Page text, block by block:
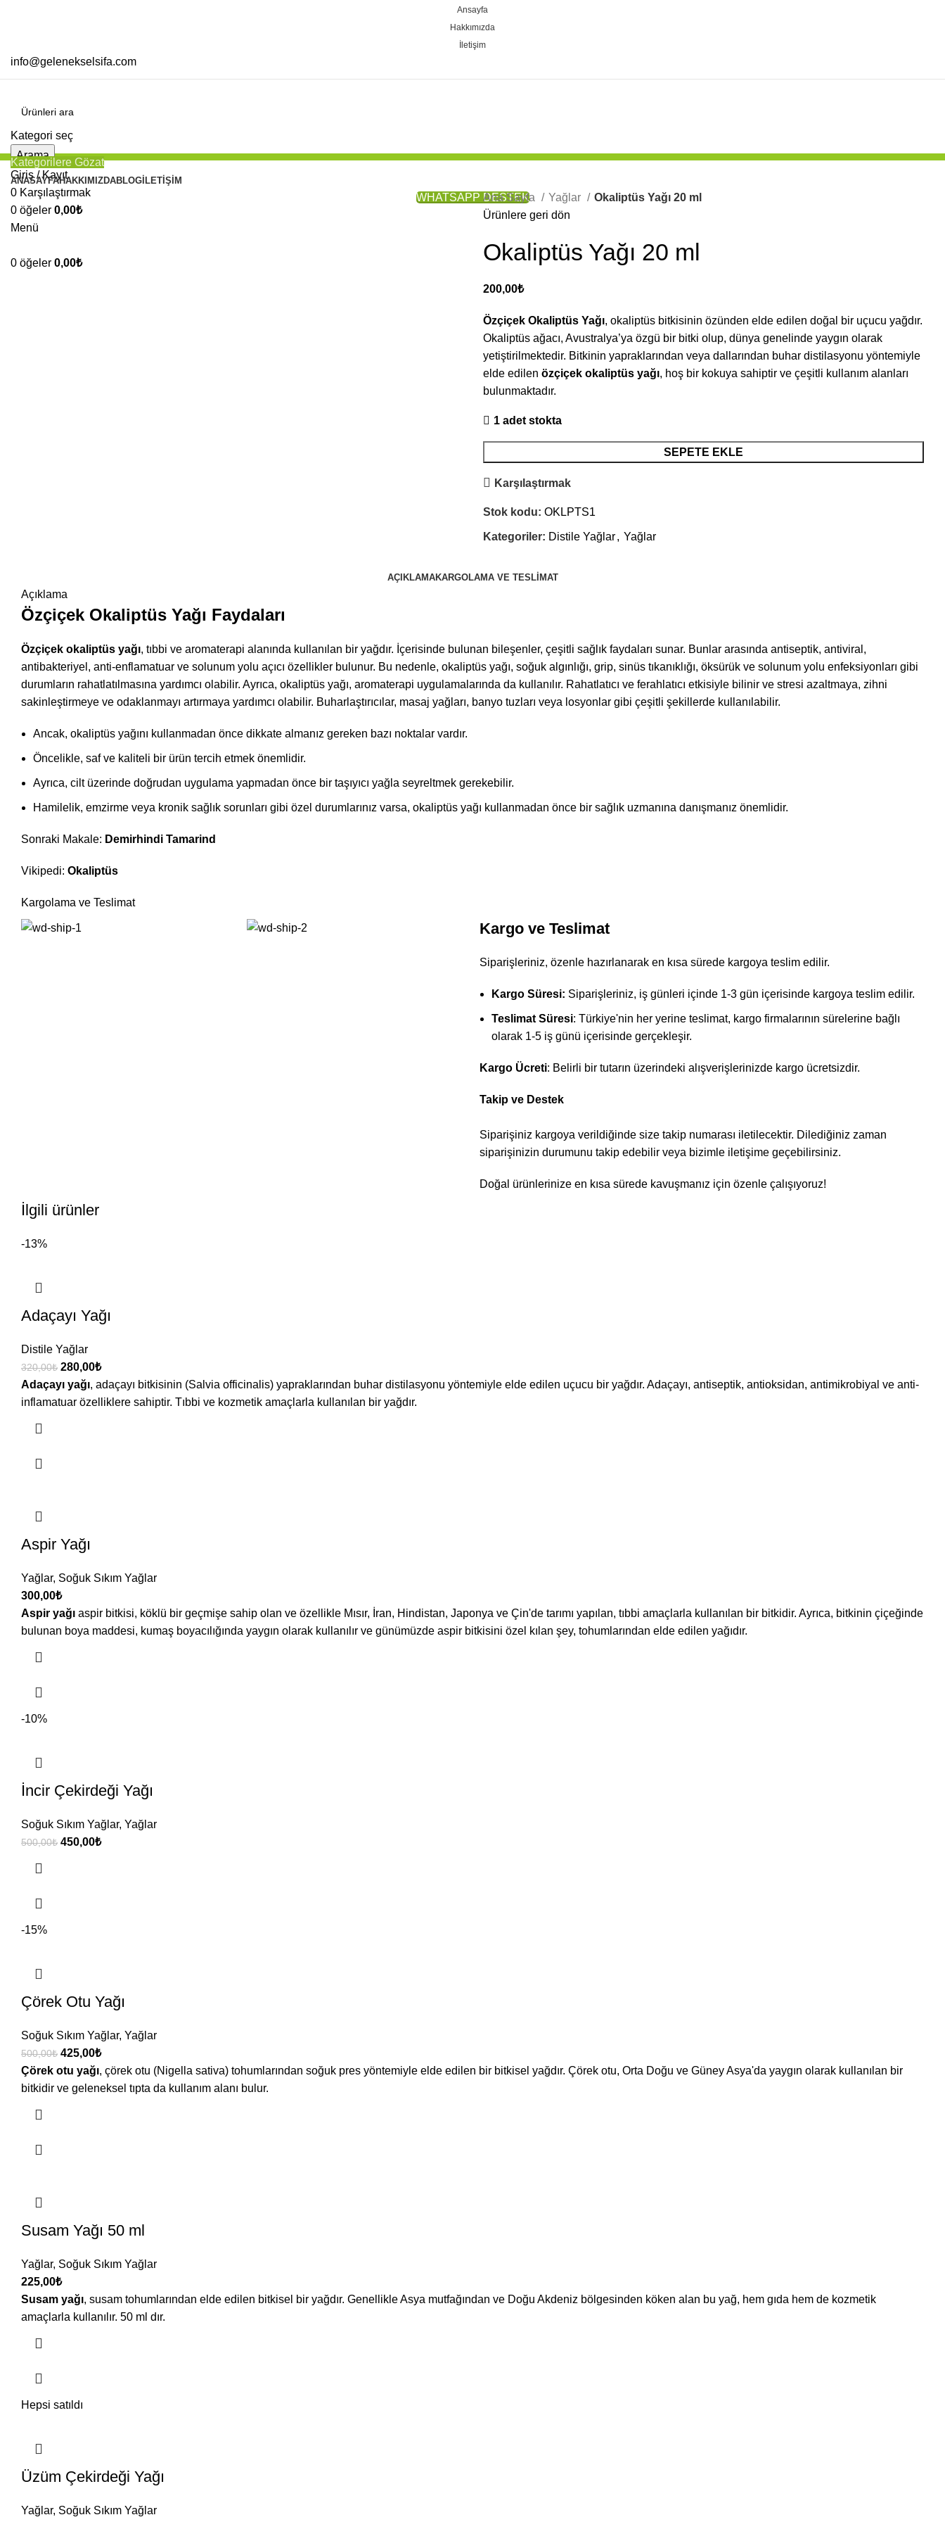
Ansayfa
Hakkımızda
İletişim
info@gelenekselsifa.com
Kategori seç
Arama
Giriş / Kayıt
0 Karşılaştırmak
0 öğeler 0,00₺
Menü
0 öğeler 0,00₺
Kategorilere Gözat
ANASAYFAHAKKIMIZDABLOG İLETIŞIM
WHATSAPP DESTEK
Ana Sayfa Yağlar
Okaliptüs Yağı 20 ml
Ürünlere geri dön
Okaliptüs Yağı 20 ml
200,00₺
Özçiçek Okaliptüs Yağı, okaliptüs bitkisinin özünden elde edilen doğal bir uçucu yağdır.
Okaliptüs ağacı, Avustralya’ya özgü bir bitki olup, dünya genelinde yaygın olarak
yetiştirilmektedir. Bitkinin yapraklarından veya dallarından buhar distilasyonu yöntemiyle
elde edilen özçiçek okaliptüs yağı, hoş bir kokuya sahiptir ve çeşitli kullanım alanları
bulunmaktadır.
1 adet stokta
SEPETE EKLE
Karşılaştırmak
Stok kodu: OKLPTS1
Kategoriler: Distile Yağlar, Yağlar
AÇIKLAMAKARGOLAMA VE TESLIMAT
Açıklama
Özçiçek Okaliptüs Yağı Faydaları
Özçiçek okaliptüs yağı, tıbbi ve aromaterapi alanında kullanılan bir yağdır. İçerisinde bulunan bileşenler, çeşitli sağlık faydaları sunar. Bunlar arasında antiseptik, antiviral,
antibakteriyel, anti-enflamatuar ve solunum yolu açıcı özellikler bulunur. Bu nedenle, okaliptüs yağı, soğuk algınlığı, grip, sinüs tıkanıklığı, öksürük ve solunum yolu enfeksiyonları gibi
durumların rahatlatılmasına yardımcı olabilir. Ayrıca, okaliptüs yağı, aromaterapi uygulamalarında da kullanılır. Rahatlatıcı ve ferahlatıcı etkisiyle bilinir ve stresi azaltmaya, zihni
sakinleştirmeye ve odaklanmayı artırmaya yardımcı olabilir. Buharlaştırıcılar, masaj yağları, banyo tuzları veya losyonlar gibi çeşitli şekillerde kullanılabilir.
Ancak, okaliptüs yağını kullanmadan önce dikkate almanız gereken bazı noktalar vardır.
Öncelikle, saf ve kaliteli bir ürün tercih etmek önemlidir.
Ayrıca, cilt üzerinde doğrudan uygulama yapmadan önce bir taşıyıcı yağla seyreltmek gerekebilir.
Hamilelik, emzirme veya kronik sağlık sorunları gibi özel durumlarınız varsa, okaliptüs yağı kullanmadan önce bir sağlık uzmanına danışmanız önemlidir.
Sonraki Makale: Demirhindi Tamarind
Vikipedi: Okaliptüs
Kargolama ve Teslimat
Kargo ve Teslimat
Siparişleriniz, özenle hazırlanarak en kısa sürede kargoya teslim edilir.
Kargo Süresi: Siparişleriniz, iş günleri içinde 1-3 gün içerisinde kargoya teslim edilir.
Teslimat Süresi: Türkiye'nin her yerine teslimat, kargo firmalarının sürelerine bağlı
olarak 1-5 iş günü içerisinde gerçekleşir.
Kargo Ücreti: Belirli bir tutarın üzerindeki alışverişlerinizde kargo ücretsizdir.
Takip ve Destek
Siparişiniz kargoya verildiğinde size takip numarası iletilecektir. Dilediğiniz zaman
siparişinizin durumunu takip edebilir veya bizimle iletişime geçebilirsiniz.
Doğal ürünlerinize en kısa sürede kavuşmanız için özenle çalışıyoruz!
İlgili ürünler
-13%
Adaçayı Yağı
Distile Yağlar
320,00₺ 280,00₺
Adaçayı yağı, adaçayı bitkisinin (Salvia officinalis) yapraklarından buhar distilasyonu yöntemiyle elde edilen uçucu bir yağdır. Adaçayı, antiseptik, antioksidan, antimikrobiyal ve anti-
inflamatuar özelliklere sahiptir. Tıbbi ve kozmetik amaçlarla kullanılan bir yağdır.
Aspir Yağı
Yağlar, Soğuk Sıkım Yağlar
300,00₺
Aspir yağı aspir bitkisi, köklü bir geçmişe sahip olan ve özellikle Mısır, İran, Hindistan, Japonya ve Çin'de tarımı yapılan, tıbbi amaçlarla kullanılan bir bitkidir. Ayrıca, bitkinin çiçeğinde
bulunan boya maddesi, kumaş boyacılığında yaygın olarak kullanılır ve günümüzde aspir bitkisini özel kılan şey, tohumlarından elde edilen yağıdır.
-10%
İncir Çekirdeği Yağı
Soğuk Sıkım Yağlar, Yağlar
500,00₺ 450,00₺
-15%
Çörek Otu Yağı
Soğuk Sıkım Yağlar, Yağlar
500,00₺ 425,00₺
Çörek otu yağı, çörek otu (Nigella sativa) tohumlarından soğuk pres yöntemiyle elde edilen bir bitkisel yağdır. Çörek otu, Orta Doğu ve Güney Asya'da yaygın olarak kullanılan bir
bitkidir ve geleneksel tıpta da kullanım alanı bulur.
Susam Yağı 50 ml
Yağlar, Soğuk Sıkım Yağlar
225,00₺
Susam yağı, susam tohumlarından elde edilen bitkisel bir yağdır. Genellikle Asya mutfağından ve Doğu Akdeniz bölgesinden köken alan bu yağ, hem gıda hem de kozmetik
amaçlarla kullanılır. 50 ml dır.
Hepsi satıldı
Üzüm Çekirdeği Yağı
Yağlar, Soğuk Sıkım Yağlar